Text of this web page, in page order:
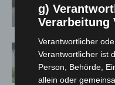
für
g)
Verarbeitung
Verantwortlicher
Verantwortlicher ist
Person, Behörde,
allein oder